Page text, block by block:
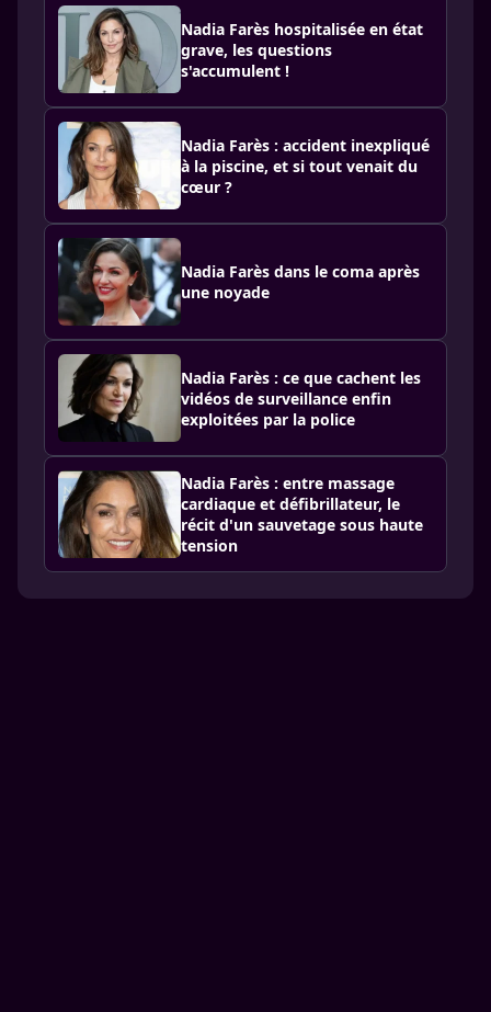
Nadia Farès hospitalisée en état
grave, les questions
s'accumulent !
Nadia Farès : accident inexpliqué
à la piscine, et si tout venait du
cœur ?
Nadia Farès dans le coma après
une noyade
Nadia Farès : ce que cachent les
vidéos de surveillance enfin
exploitées par la police
Nadia Farès : entre massage
cardiaque et défibrillateur, le
récit d'un sauvetage sous haute
tension